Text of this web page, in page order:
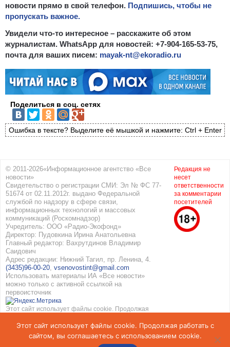
новости прямо в свой телефон. Подпишись, чтобы не
пропускать важное.
Увидели что-то интересное – расскажите об этом
журналистам. WhatsApp для новостей: +7-904-165-53-75,
почта для ваших писем: mayak-nt@ekoradio.ru
Поделиться в соц. сетях
Ошибка в тексте? Выделите её мышкой и нажмите: Ctrl + Enter
© 2011-2026«Информационное агентство «Все
новости»
Свидетельство о регистрации СМИ: Эл № ФС 77-
51674 от 02.11.2012г. выдано Федеральной
службой по надзору в сфере связи,
информационных технологий и массовых
коммуникаций (Роскомнадзор)
Учредитель: ООО «Радио-Экофонд»
Директор: Пудовкина Ирина Анатольевна
Главный редактор: Вахрутдинов Владимир
Саидович
Адрес редакции: Нижний Тагил, пр. Ленина, 4.
(3435)96-00-20, vsenovostint@gmail.com
Использовать материалы ИА «Все новости»
можно только с активной ссылкой на
первоисточник
Этот сайт использует файлы cookie. Продолжая
использованием cookie. Подробнее вПолитике
конфиденциальностииСоглашение об обработке
персональных данных
Редакция не
несет
ответственности
за комментарии
посетителей
Этот сайт использует файлы cookie. Продолжая работать с
сайтом, вы соглашаетесь с использованием cookie.